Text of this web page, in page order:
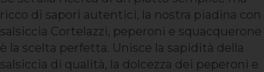
ricco di sapori autentici, la nostra piadina con
salsiccia Cortelazzi, peperoni e squacquerone
è la scelta perfetta. Unisce la sapidità della
salsiccia di qualità, la dolcezza dei peperoni e